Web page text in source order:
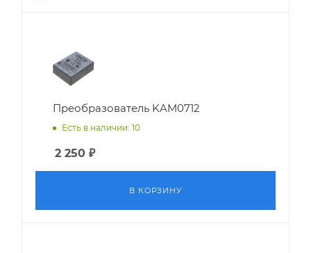
Преобразователь KAM0712
Есть в наличии: 10
2 250 ₽
В КОРЗИНУ